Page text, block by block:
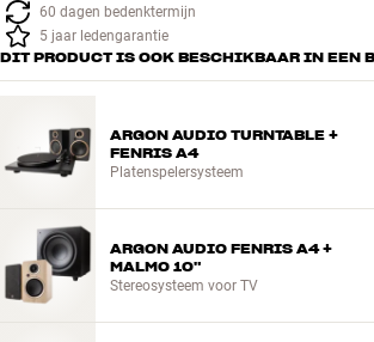
60 dagen bedenktermijn
5 jaar ledengarantie
DIT PRODUCT IS OOK BESCHIKBAAR IN EEN
ARGON AUDIO TURNTABLE +
FENRIS A4
Platenspelersysteem
ARGON AUDIO FENRIS A4 +
MALMO 10"
Stereosysteem voor TV